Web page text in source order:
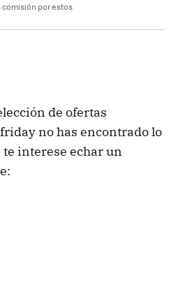
comisión por estos
de ofertas
no has encontrado lo
te interese echar un